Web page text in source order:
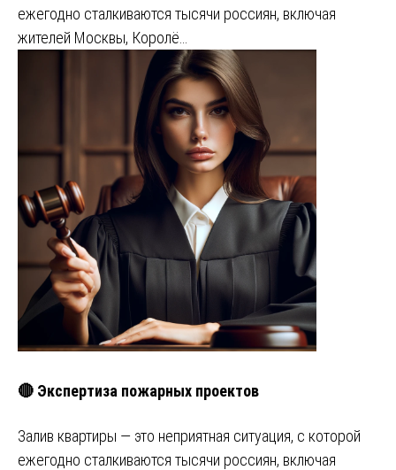
ежегодно сталкиваются тысячи россиян, включая
жителей Москвы, Королё…
🔴 Экспертиза пожарных проектов
Залив квартиры — это неприятная ситуация, с которой
ежегодно сталкиваются тысячи россиян, включая